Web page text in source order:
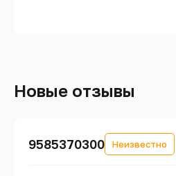
Новые отзывы
9585370300 Неизвестно